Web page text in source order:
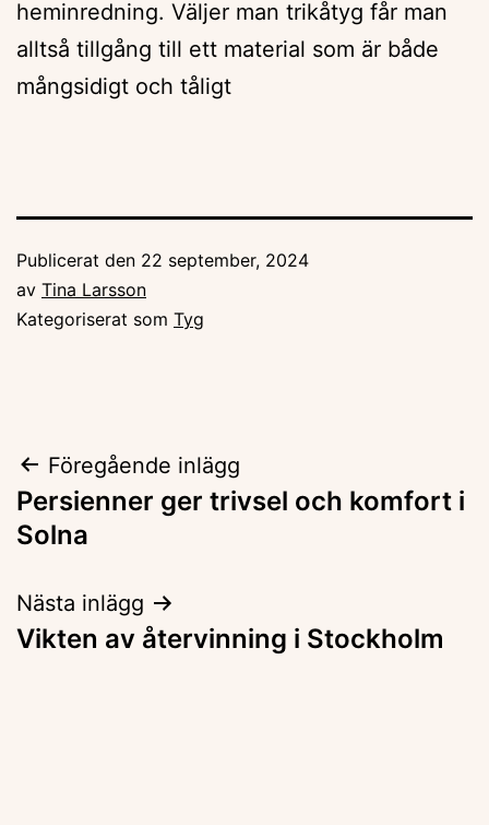
heminredning. Väljer man trikåtyg får man
alltså tillgång till ett material som är både
mångsidigt och tåligt
Publicerat den 22 september, 2024
av Tina Larsson
Kategoriserat som Tyg
Inläggsnavigering
Föregående inlägg
Persienner ger trivsel och komfort i
Solna
Nästa inlägg
Vikten av återvinning i Stockholm